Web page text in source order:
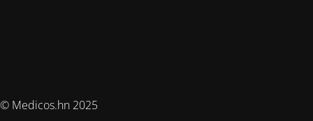
© Medicos.hn 2025